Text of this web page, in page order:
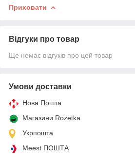
Приховати
Відгуки про товар
Ще немає відгуків про цей товар
Умови доставки
Нова Пошта
Магазини Rozetka
Укрпошта
Meest ПОШТА